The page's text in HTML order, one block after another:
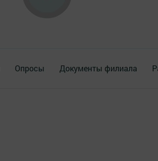
Опросы Документы филиала